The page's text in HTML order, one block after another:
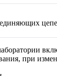
при